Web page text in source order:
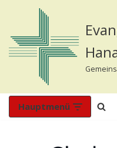
Inhalt
springen
Hauptmenü